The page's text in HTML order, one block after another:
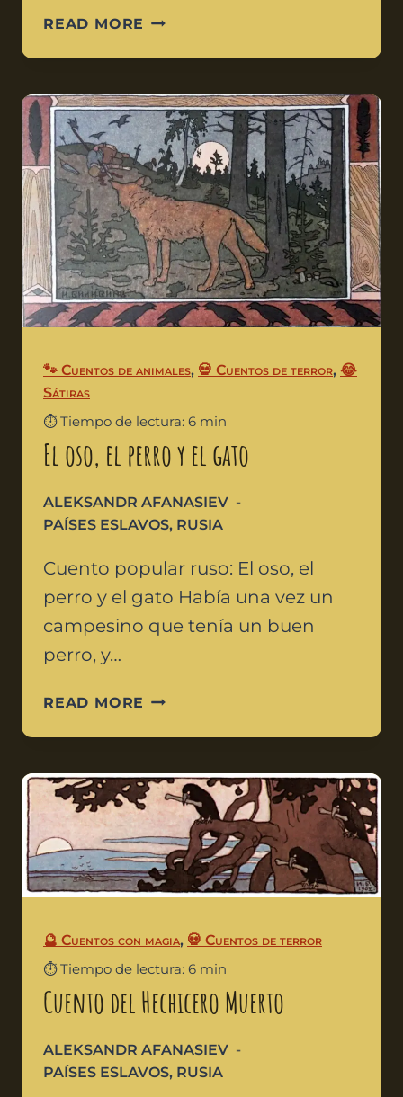
READ MORE
🐾 Cuentos de animales, 💀 Cuentos de terror, 😂
Sátiras
⏱️ Tiempo de lectura: 6 min
El oso, el perro y el gato
ALEKSANDR AFANASIEV
PAÍSES ESLAVOS, RUSIA
Cuento popular ruso: El oso, el
perro y el gato Había una vez un
campesino que tenía un buen
perro, y…
READ MORE
🔮 Cuentos con magia, 💀 Cuentos de terror
⏱️ Tiempo de lectura: 6 min
Cuento del Hechicero Muerto
ALEKSANDR AFANASIEV
PAÍSES ESLAVOS, RUSIA